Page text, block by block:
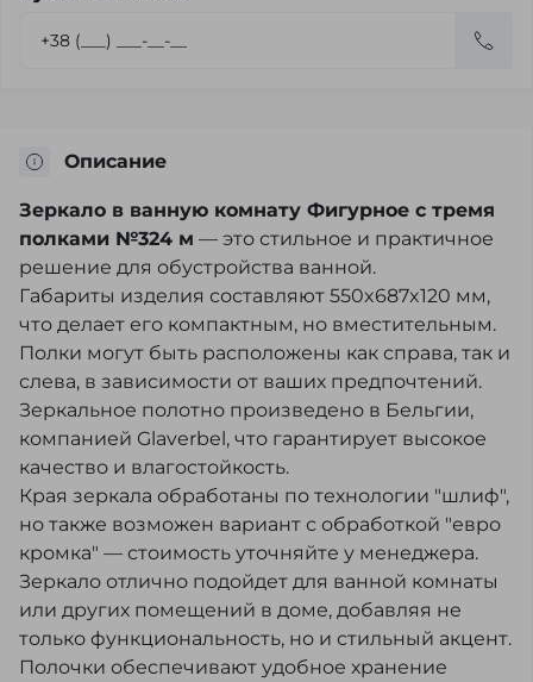
Описание
Зеркало в ванную комнату Фигурное с тремя
полками №324 м — это стильное и практичное
решение для обустройства ванной.
Габариты изделия составляют 550x687x120 мм,
что делает его компактным, но вместительным.
Полки могут быть расположены как справа, так и
слева, в зависимости от ваших предпочтений.
Зеркальное полотно произведено в Бельгии,
компанией Glaverbel, что гарантирует высокое
качество и влагостойкость.
Края зеркала обработаны по технологии "шлиф",
но также возможен вариант с обработкой "евро
кромка" — стоимость уточняйте у менеджера.
Зеркало отлично подойдет для ванной комнаты
или других помещений в доме, добавляя не
только функциональность, но и стильный акцент.
Полочки обеспечивают удобное хранение